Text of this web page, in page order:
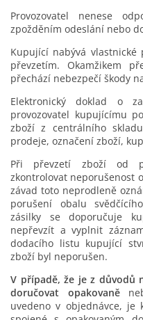
Provozovatel nenese
zpožděním odeslání nebo
Kupující nabývá
převzetím. Okamžikem
přechází nebezpečí škody
Elektronický doklad o
provozovatel kupujícímu
zboží z centrálního
prodeje, označení zboží,
Při převzetí zboží od
zkontrolovat neporušenost
závad toto neprodleně
porušení obalu
zásilky se doporučuje
nepřevzít a vyplnit
dodacího listu kupující
zboží byl neporušen.
V případě, že je z důvodů
doručovat opakovaně
uvedeno v objednávce,